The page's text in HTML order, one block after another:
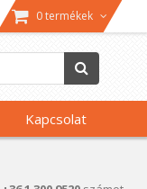
0 termékek
Kapcsolat